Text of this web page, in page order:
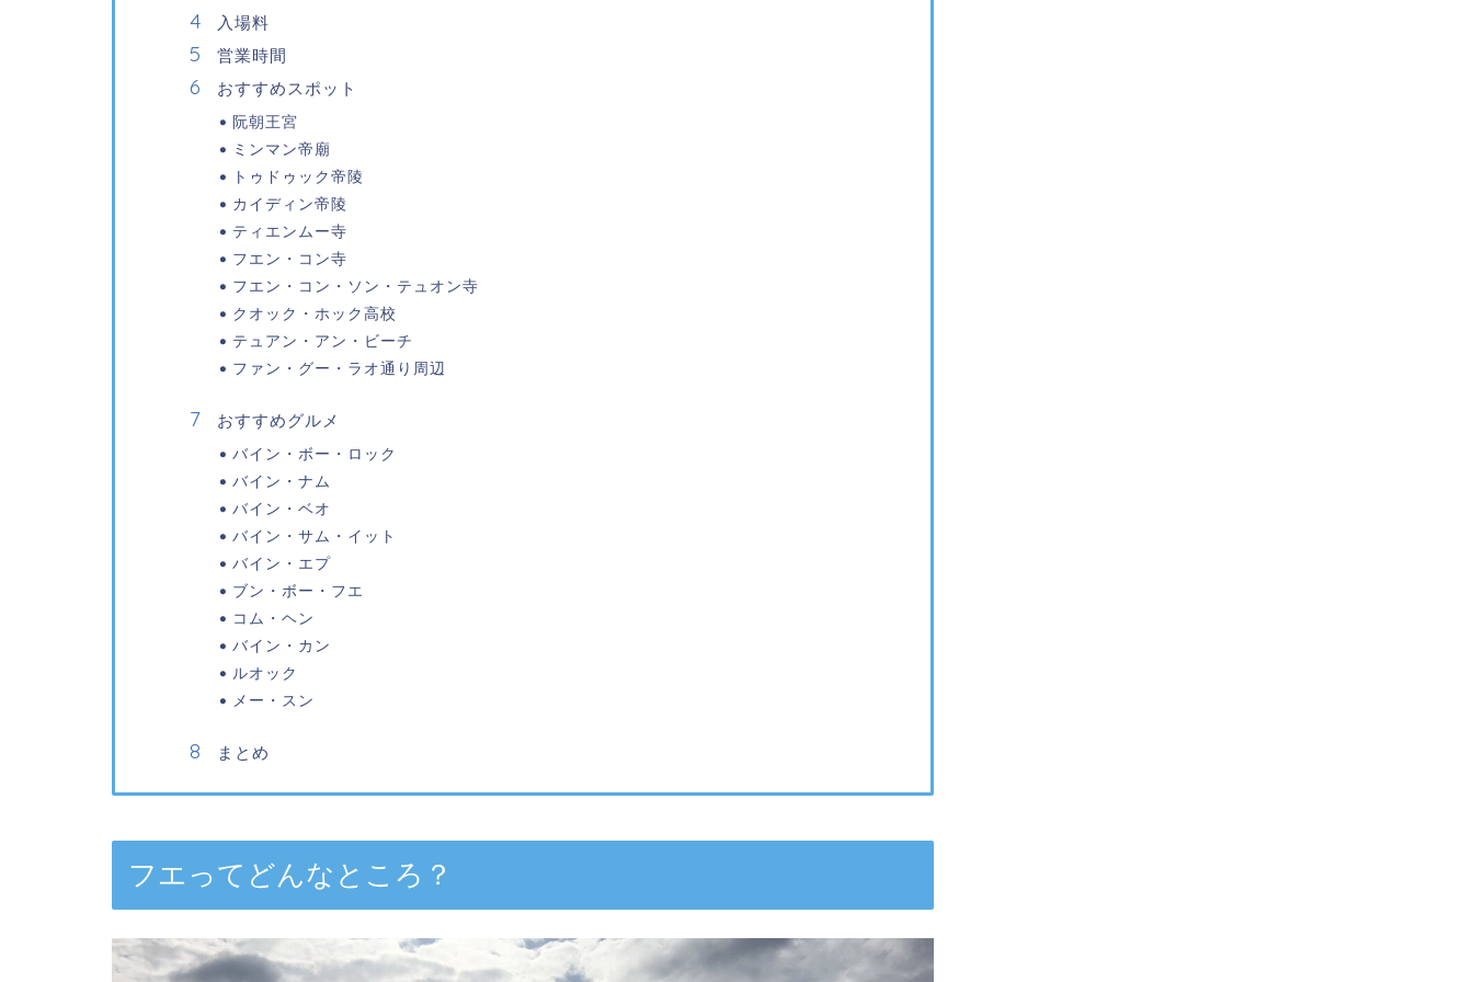
入場料
営業時間
おすすめスポット
阮朝王宮
ミンマン帝廟
トゥドゥック帝陵
カイディン帝陵
ティエンムー寺
フエン・コン寺
フエン・コン・ソン・テュオン寺
クオック・ホック高校
テュアン・アン・ビーチ
ファン・グー・ラオ通り周辺
おすすめグルメ
バイン・ボー・ロック
バイン・ナム
バイン・ベオ
バイン・サム・イット
バイン・エプ
ブン・ボー・フエ
コム・ヘン
バイン・カン
ルオック
メー・スン
まとめ
フエってどんなところ？